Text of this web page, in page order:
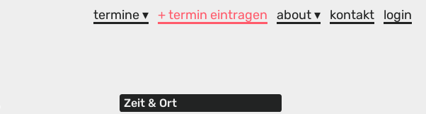
termine ▾ + termin eintragen about ▾ kontakt login
Zeit & Ort